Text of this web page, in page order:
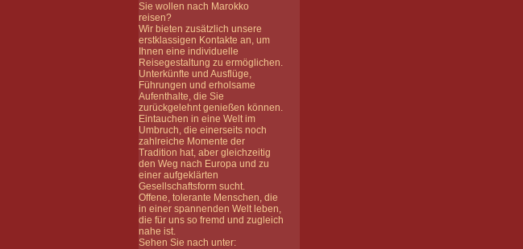
Sie wollen nach Marokko
reisen?
Wir bieten zusätzlich unsere
erstklassigen Kontakte an, um
Ihnen eine individuelle
Reisegestaltung zu ermöglichen.
Unterkünfte und Ausflüge,
Führungen und erholsame
Aufenthalte, die Sie
zurückgelehnt genießen können.
Eintauchen in eine Welt im
Umbruch, die einerseits noch
zahlreiche Momente der
Tradition hat, aber gleichzeitig
den Weg nach Europa und zu
einer aufgeklärten
Gesellschaftsform sucht.
Offene, tolerante Menschen, die
in einer spannenden Welt leben,
die für uns so fremd und zugleich
nahe ist.
Sehen Sie nach unter: